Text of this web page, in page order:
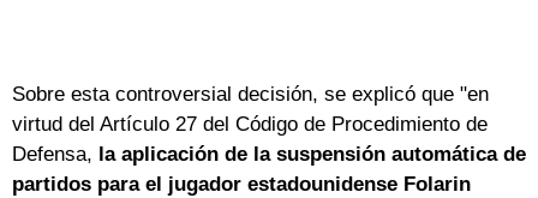
Sobre esta controversial decisión, se explicó que "en
virtud del Artículo 27 del Código de Procedimiento de
Defensa, la aplicación de la suspensión automática de
partidos para el jugador estadounidense Folarin